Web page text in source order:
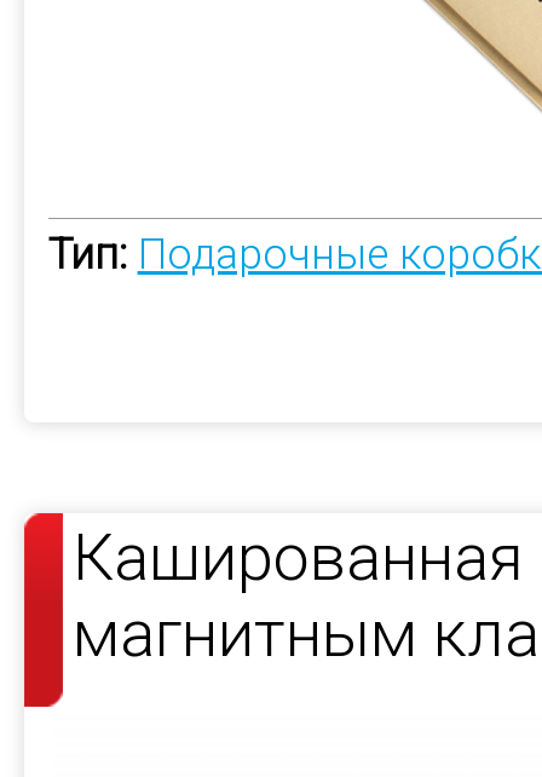
Тип: Подарочные
Кашированная
магнитным